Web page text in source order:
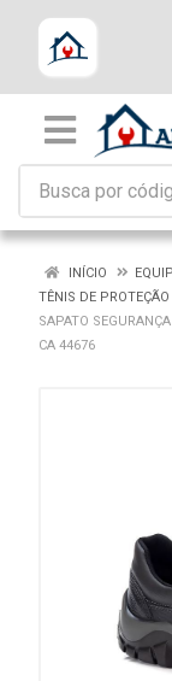
INÍCIO
TÊNIS DE PROTEÇÃO
SAPATO
CA 44676